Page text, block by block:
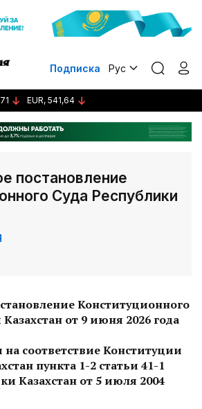
Подписка Рус
EUR, 541,64
постановление
Суда Республики
Конституционного
от 9 июня 2026 года
соответствие Конституции
пункта 1-2 статьи 41-1
Казахстан от 5 июля 2004